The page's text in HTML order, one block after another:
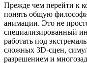
Прежде чем перейти к
понять общую
анимации. Это не
специализированный
работать под
сложных 3D-сцен,
разрешением и